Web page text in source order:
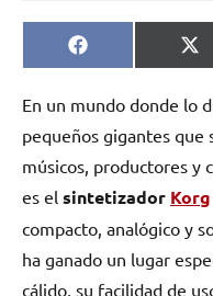
Compartir
en
Facebook
X
En un mundo donde lo
pequeños gigantes que
músicos, productores y
es el sintetizador Korg
compacto, analógico y
ha ganado un lugar
cálido, su facilidad de